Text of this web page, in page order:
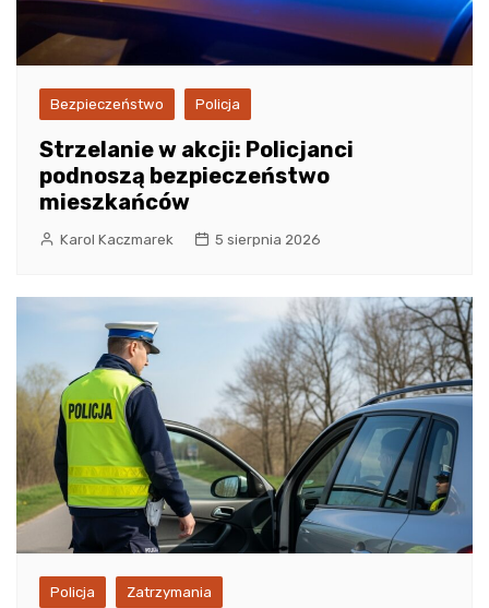
Bezpieczeństwo Policja
Strzelanie w akcji: Policjanci
podnoszą bezpieczeństwo
mieszkańców
Karol Kaczmarek 5 sierpnia 2026
Policja Zatrzymania